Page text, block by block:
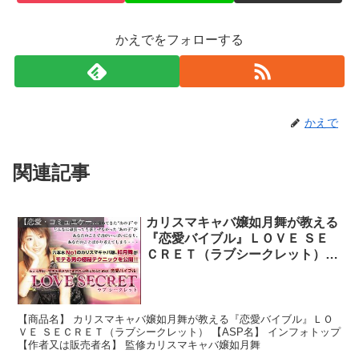
かえでをフォローする
かえで
関連記事
【恋愛・コミュニケーション】
カリスマキャバ嬢如月舞が教える
『恋愛バイブル』ＬＯＶＥ ＳＥ
ＣＲＥＴ（ラブシークレット）レ
【商品名】 カリスマキャバ嬢如月舞が教える『恋愛バイブル』ＬＯ
ＶＥ ＳＥＣＲＥＴ（ラブシークレット） 【ASP名】 インフォトップ
【作者又は販売者名】 監修カリスマキャバ嬢如月舞